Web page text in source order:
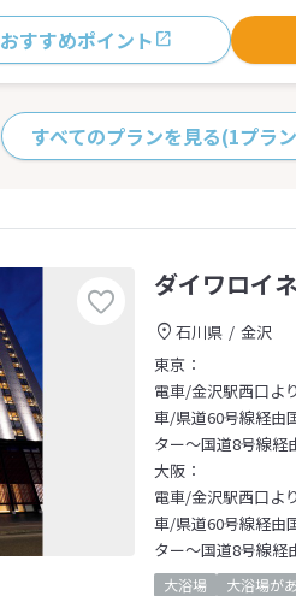
おすすめポイント
すべてのプランを見る(1プラ
ダイワロイ
石川県
金沢
東京：
電車/金沢駅西口よ
車/県道60号線経由
ター～国道8号線経
大阪：
電車/金沢駅西口よ
車/県道60号線経由
ター～国道8号線経
大浴場 大浴場が